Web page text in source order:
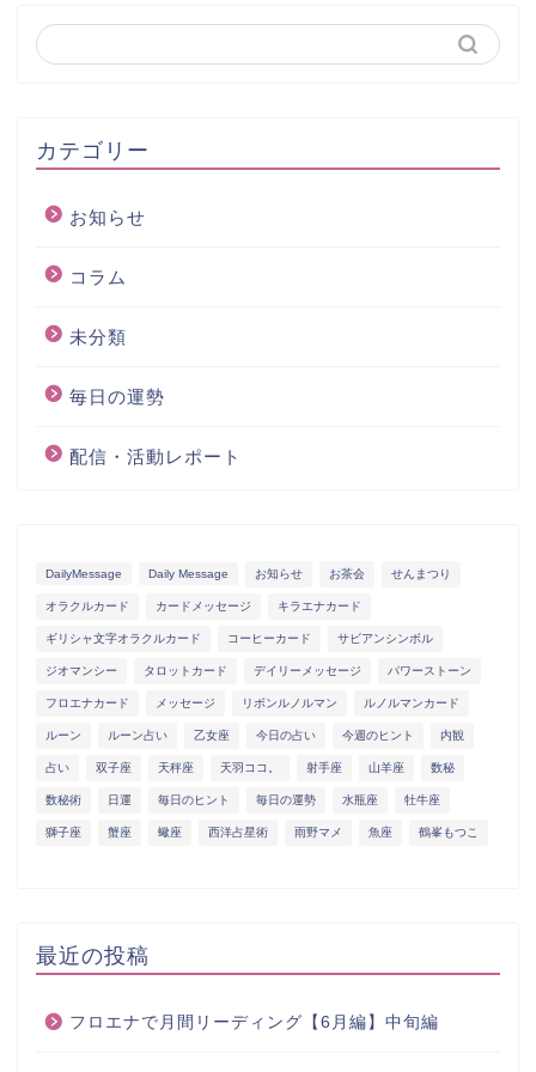
カテゴリー
お知らせ
コラム
未分類
毎日の運勢
配信・活動レポート
DailyMessage Daily Message お知らせ お茶会 せんまつり
オラクルカード カードメッセージ キラエナカード
ギリシャ文字オラクルカード コーヒーカード サビアンシンボル
ジオマンシー タロットカード デイリーメッセージ パワーストーン
フロエナカード メッセージ リボンルノルマン ルノルマンカード
ルーン ルーン占い 乙女座 今日の占い 今週のヒント 内観
占い 双子座 天秤座 天羽ココ。 射手座 山羊座 数秘
数秘術 日運 毎日のヒント 毎日の運勢 水瓶座 牡牛座
獅子座 蟹座 蠍座 西洋占星術 雨野マメ 魚座 鶴峯もつこ
最近の投稿
フロエナで月間リーディング【6月編】中旬編